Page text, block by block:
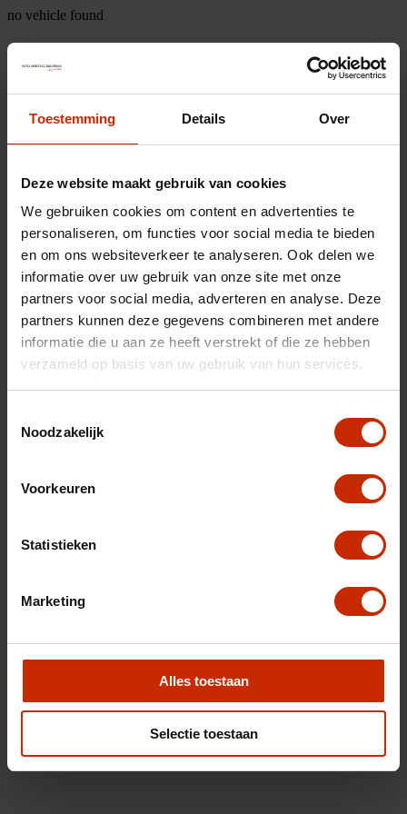
Toestemming Details Over
Deze website maakt gebruik van cookies
We gebruiken cookies om content en advertenties te
personaliseren, om functies voor social media te bieden
en om ons websiteverkeer te analyseren. Ook delen we
informatie over uw gebruik van onze site met onze
partners voor social media, adverteren en analyse. Deze
partners kunnen deze gegevens combineren met andere
informatie die u aan ze heeft verstrekt of die ze hebben
verzameld op basis van uw gebruik van hun services.
Noodzakelijk
Voorkeuren
Statistieken
Marketing
Alles toestaan
Selectie toestaan
no vehicle found